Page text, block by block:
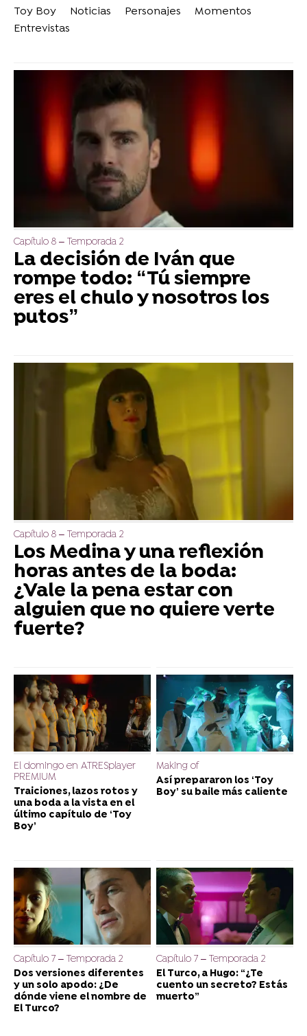
Toy Boy Noticias Personajes
Momentos
Entrevistas
Capítulo 8 – Temporada 2
La decisión de Iván que
rompe todo: “Tú siempre
eres el chulo y nosotros los
putos”
Capítulo 8 – Temporada 2
Los Medina y una reflexión
horas antes de la boda:
¿Vale la pena estar con
alguien que no quiere verte
fuerte?
El domingo en ATRESplayer
PREMIUM
Traiciones, lazos rotos y
una boda a la vista en el
último capítulo de ‘Toy
Boy’
Making of
Así prepararon los ‘Toy
Boy’ su baile más caliente
Capítulo 7 – Temporada 2
Dos versiones diferentes
y un solo apodo: ¿De
dónde viene el nombre de
El Turco?
Capítulo 7 – Temporada 2
El Turco, a Hugo: “¿Te
cuento un secreto? Estás
muerto”